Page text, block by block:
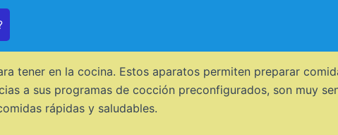
tener en la cocina. Estos aparatos permiten preparar
a sus programas de cocción preconfigurados, son muy
rápidas y saludables.